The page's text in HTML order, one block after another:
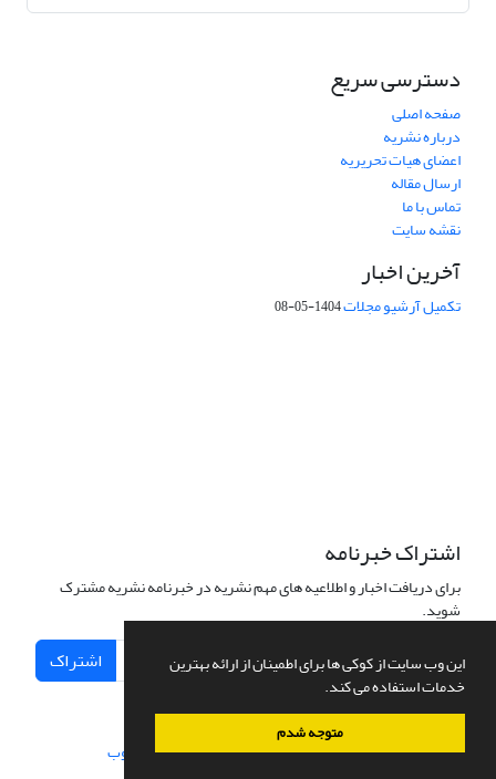
این وب سایت از کوکی ها برای اطمینان از ارائه بهترین
خدمات استفاده می کند.
متوجه شدم
دسترسی سریع
صفحه اصلی
درباره نشریه
اعضای هیات تحریریه
ارسال مقاله
تماس با ما
نقشه سایت
آخرین اخبار
تکمیل آرشیو مجلات1404-05-08
اشتراک خبرنامه
برای دریافت اخبار و اطلاعیه های مهم نشریه در خبرنامه نشریه مشترک
شوید.
اشتراک
سامانه مدیریت نشریات علمی.طراحی و پیاده سازی از سیناوب